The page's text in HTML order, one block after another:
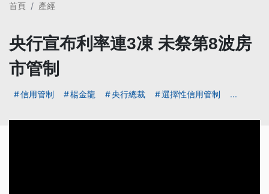
首頁 產經
央行宣布利率連3凍 未祭第8波房
市管制
信用管制 楊金龍 央行總裁 選擇性信用管制 ...